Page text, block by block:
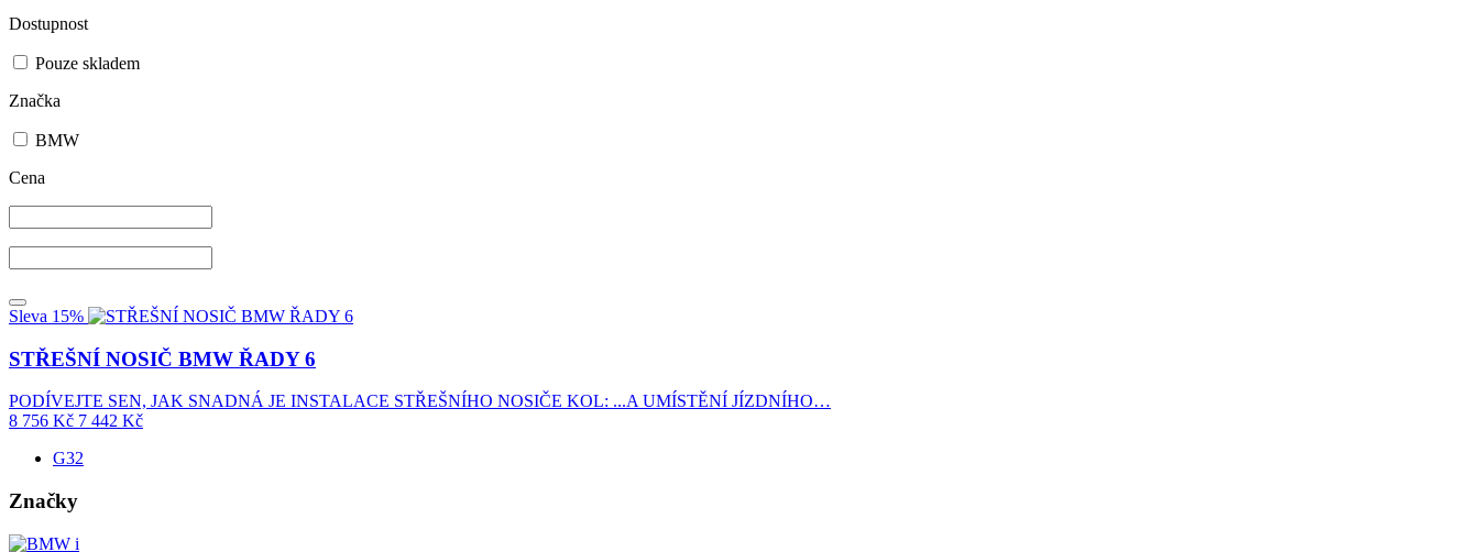
Dostupnost
Pouze skladem
Značka
BMW
Cena
Sleva 15%
STŘEŠNÍ NOSIČ BMW ŘADY 6
PODÍVEJTE SEN, JAK SNADNÁ JE INSTALACE STŘEŠNÍHO NOSIČE KOL: ...A UMÍSTĚNÍ JÍZDNÍHO…
8 756 Kč 7 442 Kč
G32
Značky